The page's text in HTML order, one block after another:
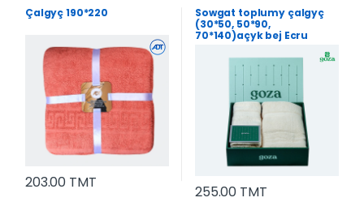
Çalgyç 190*220
203.00 TMT
Sowgat toplumy çalgyç
(30*50, 50*90,
70*140)açyk bej Ecru
255.00 TMT